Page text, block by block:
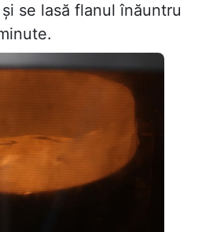
se lasă flanul înăuntru